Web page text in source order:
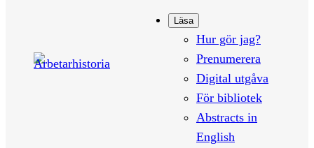
Läsa
Hur gör jag?
Prenumerera
Digital utgåva
För bibliotek
Abstracts in
English